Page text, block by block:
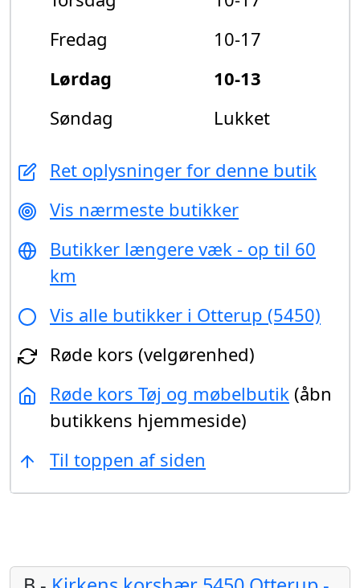
Fredag
10-17
Lørdag
10-13
Søndag
Lukket
Ret oplysninger for denne butik
Vis nærmeste butikker
Butikker længere væk - op til 60
km
Vis alle butikker i Otterup (5450)
Røde kors (velgørenhed)
Røde kors Tøj og møbelbutik (åbn
butikkens hjemmeside)
Til toppen af siden